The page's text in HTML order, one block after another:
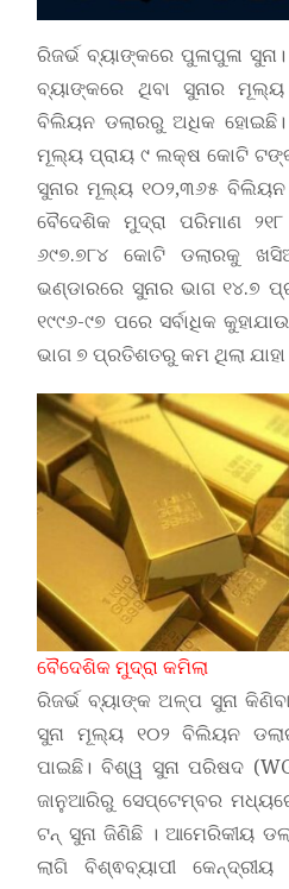
ରିଜର୍ଭ ବ୍ୟାଙ୍କରେ ପୁଳାପୁଳା
ବ୍ୟାଙ୍କରେ ଥିବା ସୁନାର
ବିଲିୟନ ଡଲାରରୁ ଅଧିକ ହୋଇଛି।
ମୂଲ୍ୟ ପ୍ରାୟ ୯ ଲକ୍ଷ କୋଟି
ସୁନାର ମୂଲ୍ୟ ୧୦୨,୩୬୫ ବିଲିୟନ
ବୈଦେଶିକ ମୁଦ୍ରା ପରିମାଣ
୬୯୭.୭୮୪ କୋଟି ଡଲାରକୁ
ଭଣ୍ଡାରରେ ସୁନାର ଭାଗ ୧୪.୭
୧୯୯୬-୯୭ ପରେ ସର୍ବାଧିକ
ଭାଗ ୭ ପ୍ରତିଶତରୁ କମ ଥିଲା
ବୈଦେଶିକ ମୁଦ୍ରା କମିଲା
ରିଜର୍ଭ ବ୍ୟାଙ୍କ ଅଳ୍ପ ସୁନା
ସୁନା ମୂଲ୍ୟ ୧୦୨ ବିଲିୟନ
ପାଇଛି। ବିଶ୍ୱ ସୁନା ପରିଷଦ
ଜାନୁଆରିରୁ ସେପ୍ଟେମ୍ବର
ଟନ୍ ସୁନା ଜିଣିଛି । ଆମେରିକୀୟ
ଲାଗି ବିଶ୍ଵବ୍ୟାପୀ